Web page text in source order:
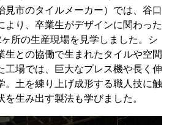
見市のタイルメーカー）では、谷口
より、卒業生がデザインに関わった
所の生産現場を見学しました。シ
生との協働で生まれたタイルや空間
工場では、巨大なプレス機や長く伸
。土を練り上げ成形する職人技に触
生み出す製法も学びました。